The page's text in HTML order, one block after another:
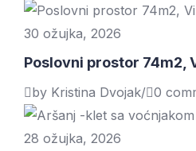
30 ožujka, 2026
Poslovni prostor 74m2,
by Kristina Dvojak/ 0
28 ožujka, 2026